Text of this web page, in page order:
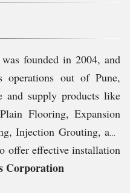
founded in 2004, and
operations out of Pune,
and supply products like
Flooring, Expansion
Injection Grouting, and
offer effective installation
Corporation